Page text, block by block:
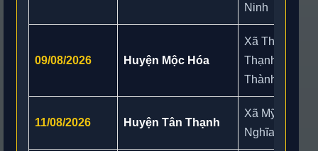
Ninh
09/08/2026 Huyện Mộc Hóa
Xã Thạnh
Thạnh
Thành
11/08/2026 Huyện Tân Thạnh
Xã Mỹ Quý,
Nghĩa, Xã